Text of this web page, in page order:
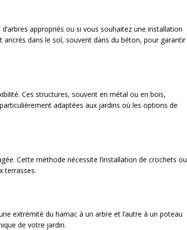
appropriés ou si vous souhaitez une installation
dans le sol, souvent dans du béton, pour garantir
Ces structures, souvent en métal ou en bois,
adaptées aux jardins où les options de
Cette méthode nécessite l’installation de crochets ou
terrasses.
extrémité du hamac à un arbre et l’autre à un poteau
de votre jardin.